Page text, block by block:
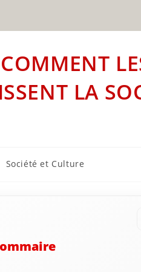
LA
Post
Société et Culture